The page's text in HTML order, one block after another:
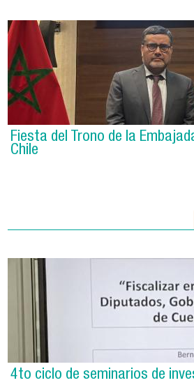
Fiesta del Trono de la
Chile
4to ciclo de seminarios de